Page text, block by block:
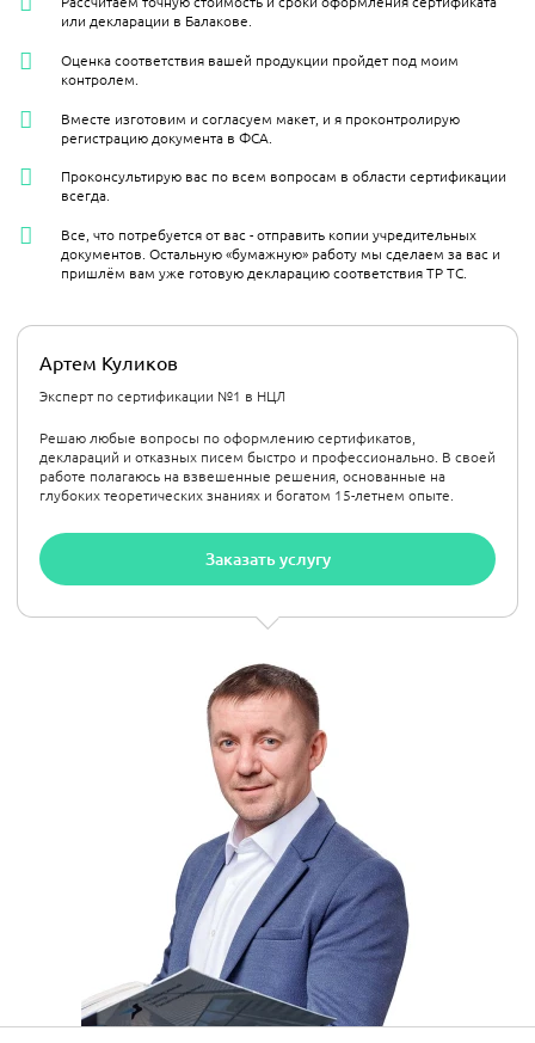
Артем Куликов
Эксперт по сертификации №1 в НЦЛ
Решаю любые вопросы по оформлению сертификатов,
деклараций и отказных писем быстро и профессионально. В своей
работе полагаюсь на взвешенные решения, основанные на
глубоких теоретических знаниях и богатом 15-летнем опыте.
Заказать услугу
или декларации в Балакове.
Оценка соответствия вашей продукции пройдет под моим
контролем.
Вместе изготовим и согласуем макет, и я проконтролирую
регистрацию документа в ФСА.
Проконсультирую вас по всем вопросам в области сертификации
всегда.
Все, что потребуется от вас - отправить копии учредительных
документов. Остальную «бумажную» работу мы сделаем за вас и
пришлём вам уже готовую декларацию соответствия ТР ТС.